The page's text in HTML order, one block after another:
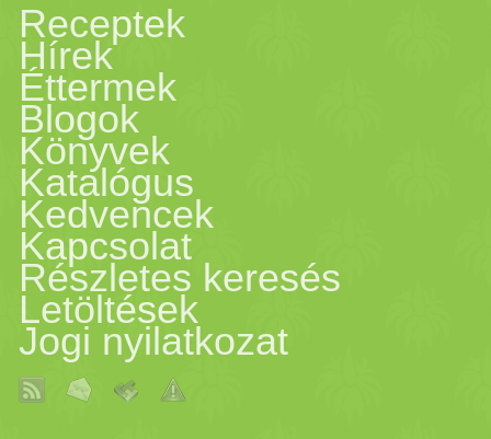
Receptek
Hírek
Éttermek
Blogok
Könyvek
Katalógus
Kedvencek
Kapcsolat
Részletes keresés
Letöltések
Jogi nyilatkozat